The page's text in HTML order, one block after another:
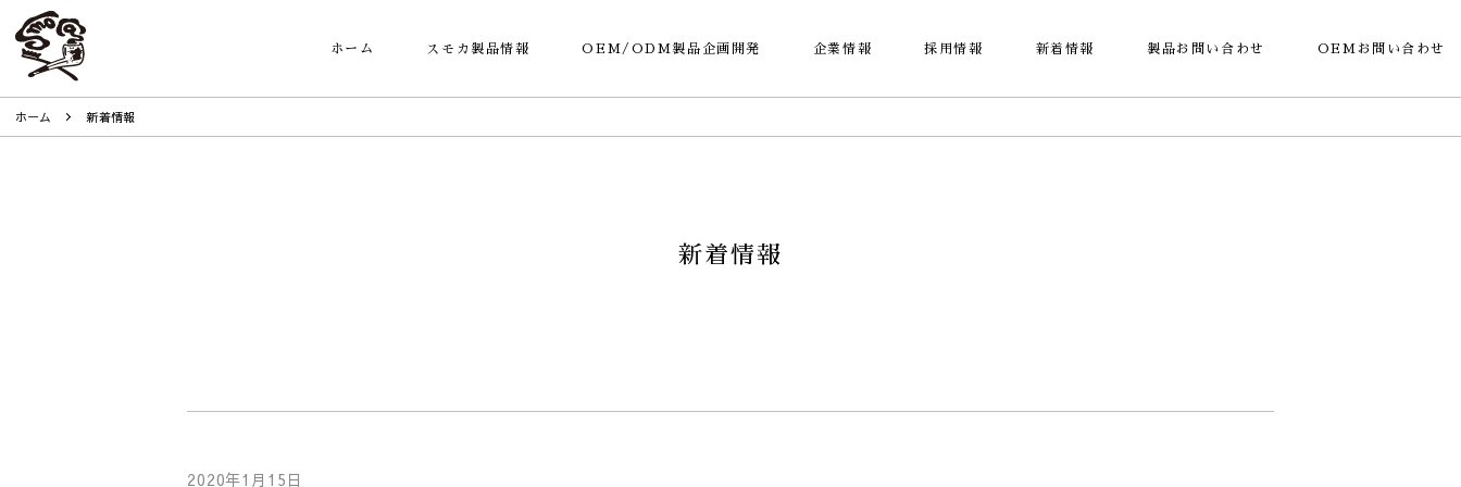
ホーム スモカ製品情報 OEM/ODM製品企画開発 企業情報 採用情報 新着情報 製品お問い合わせ OEMお問い合わせ
ホーム 新着情報
新着情報
2020年1月15日